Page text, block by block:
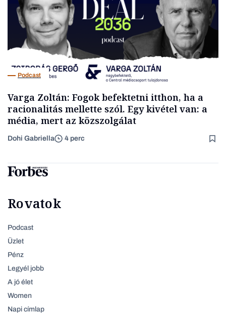
Podcast
Varga Zoltán: Fogok befektetni itthon, ha a
racionalitás mellette szól. Egy kivétel van: a
média, mert az közszolgálat
Dohi Gabriella 4 perc
Rovatok
Podcast
Üzlet
Pénz
Legyél jobb
A jó élet
Women
Napi címlap